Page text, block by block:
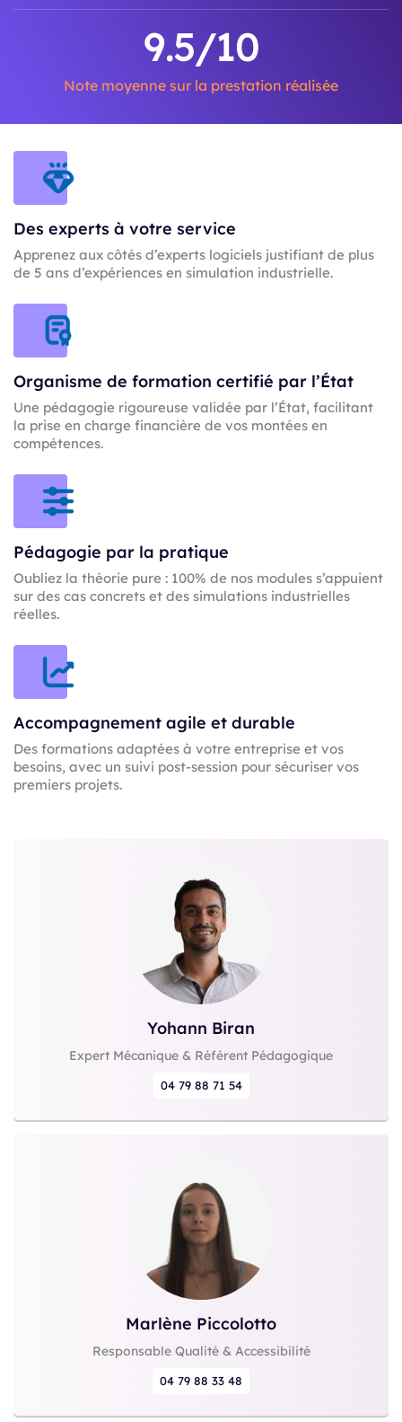
9.5/10
Note moyenne sur la prestation réalisée
Des experts à votre service
Apprenez aux côtés d’experts logiciels justifiant de plus
de 5 ans d’expériences en simulation industrielle.
Organisme de formation certifié par l’État
Une pédagogie rigoureuse validée par l’État, facilitant
la prise en charge financière de vos montées en
compétences.
Pédagogie par la pratique
Oubliez la théorie pure : 100% de nos modules s’appuient
sur des cas concrets et des simulations industrielles
réelles.
Accompagnement agile et durable
Des formations adaptées à votre entreprise et vos
besoins, avec un suivi post-session pour sécuriser vos
premiers projets.
Yohann Biran
Expert Mécanique & Référent Pédagogique
04 79 88 71 54
Marlène Piccolotto
Responsable Qualité & Accessibilité
04 79 88 33 48